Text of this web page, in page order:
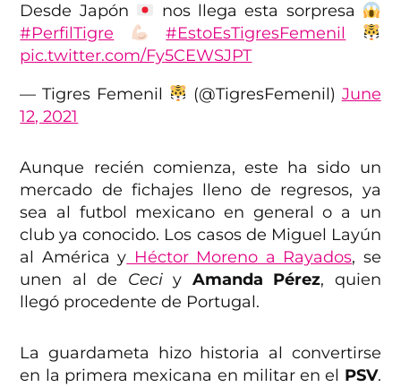
Desde Japón
nos llega esta sorpresa
#PerfilTigre
#EstoEsTigresFemenil
pic.twitter.com/Fy5CEWSJPT
— Tigres Femenil
(@TigresFemenil) June
12, 2021
Aunque recién comienza, este ha sido un
mercado de fichajes lleno de regresos, ya
sea al futbol mexicano en general o a un
club ya conocido. Los casos de Miguel Layún
al América y Héctor Moreno a Rayados, se
unen al de Ceciy Amanda Pérez, quien
llegó procedente de Portugal.
La guardameta hizo historia al convertirse
en la primera mexicana en militar en el PSV.